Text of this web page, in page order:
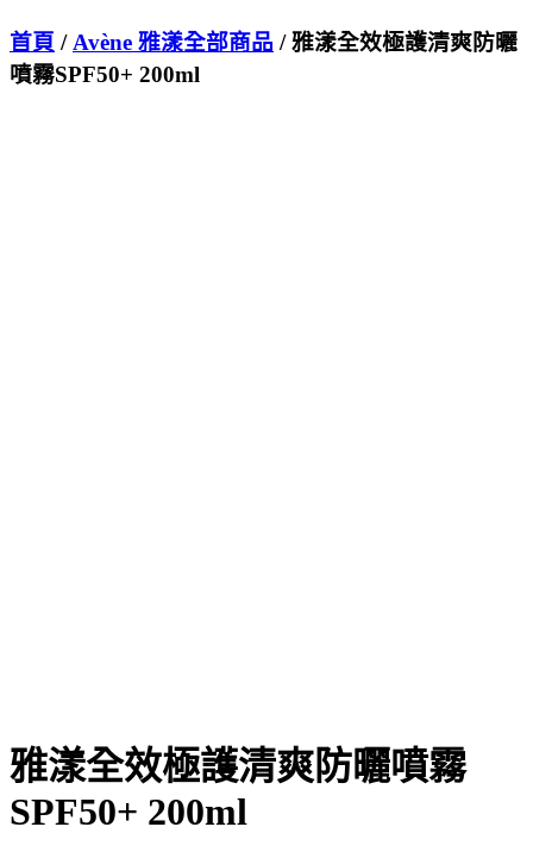
首頁 / Avène 雅漾全部商品 / 雅漾全效極護清爽防曬
噴霧SPF50+ 200ml
雅漾全效極護清爽防曬噴霧
SPF50+ 200ml